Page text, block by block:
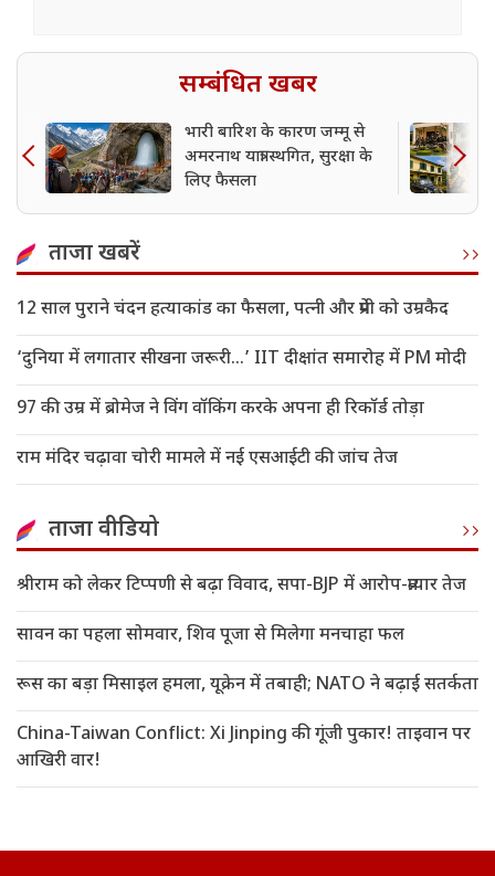
सम्बंधित खबर
भारी बारिश के कारण जम्मू से
अमरनाथ यात्रा स्थगित, सुरक्षा के
लिए फैसला
ताजा खबरें
12 साल पुराने चंदन हत्याकांड का फैसला, पत्नी और प्रेमी को उम्रकैद
‘दुनिया में लगातार सीखना जरूरी…’ IIT दीक्षांत समारोह में PM मोदी
97 की उम्र में ब्रोमेज ने विंग वॉकिंग करके अपना ही रिकॉर्ड तोड़ा
राम मंदिर चढ़ावा चोरी मामले में नई एसआईटी की जांच तेज
ताजा वीडियो
श्रीराम को लेकर टिप्पणी से बढ़ा विवाद, सपा-BJP में आरोप-प्रत्यार तेज
सावन का पहला सोमवार, शिव पूजा से मिलेगा मनचाहा फल
रूस का बड़ा मिसाइल हमला, यूक्रेन में तबाही; NATO ने बढ़ाई सतर्कता
China-Taiwan Conflict: Xi Jinping की गूंजी पुकार! ताइवान पर
आखिरी वार!